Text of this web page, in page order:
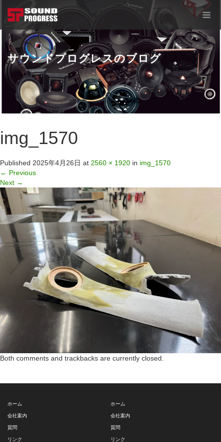
サウンドプログレスのブログ
img_1570
Published 2025年4月26日 at 2560 × 1920 in img_1570
← Previous
Next →
Both comments and trackbacks are currently closed.
ホーム
会社案内
質問
リンク
ホーム
会社案内
質問
リンク